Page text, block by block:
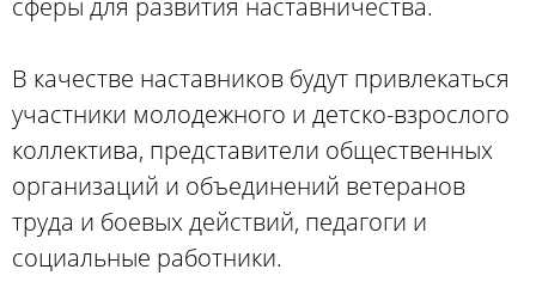
сферы для развития наставничества.
В качестве наставников будут привлекаться
участники молодежного и детско-взрослого
коллектива, представители общественных
организаций и объединений ветеранов
труда и боевых действий, педагоги и
социальные работники.